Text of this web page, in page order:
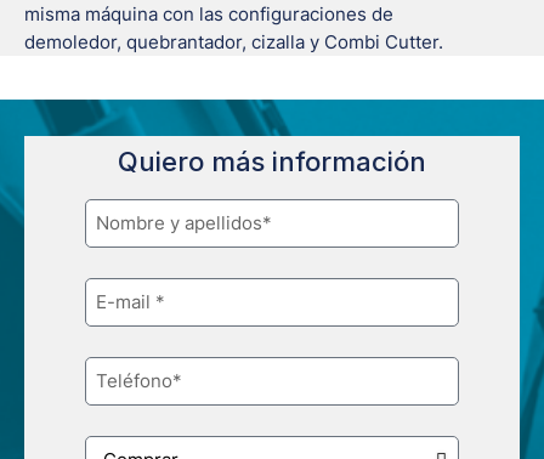
misma máquina con las configuraciones de
demoledor, quebrantador, cizalla y Combi Cutter.
Quiero más información